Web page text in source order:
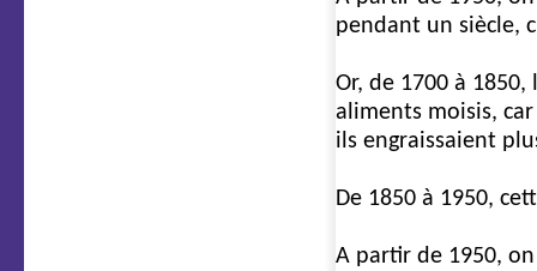
pendant un siècle,
Or, de 1700 à
aliments moisis,
ils engraissaient
De 1850 à 1950,
A partir de 1950,